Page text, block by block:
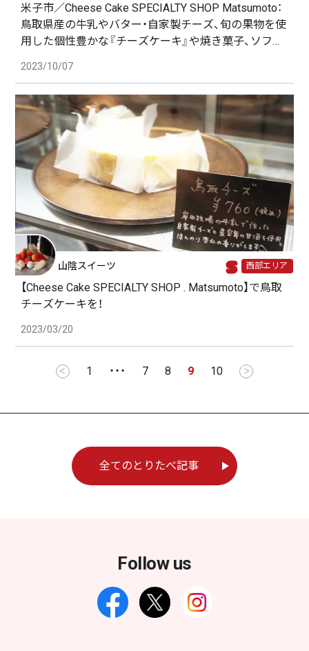
米子市／Cheese Cake SPECIALTY SHOP Matsumoto：
鳥取県産の牛乳やバター・自家製チーズ、旬の果物を使
用した個性豊かな『チーズケーキ』や焼き菓子、ソフト
2023/10/07
山陰スイーツ 西部エリア
【Cheese Cake SPECIALTY SHOP . Matsumoto】で鳥取
チーズケーキを！
2023/03/20
＜ 1 ・・・ 7 8 9 10 ＞
全てのとりたべ記事
Follow us